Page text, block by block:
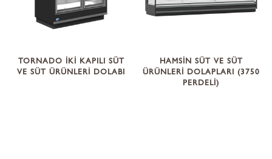
TORNADO İKİ KAPILI SÜT
VE SÜT ÜRÜNLERİ DOLABI
HAMSİN SÜT VE SÜT
ÜRÜNLERİ DOLAPLARI (3750
PERDELİ)